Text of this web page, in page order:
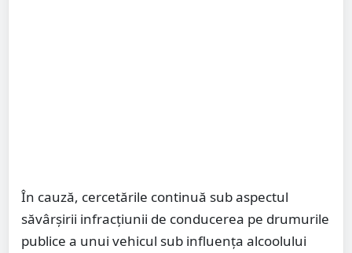
În cauză, cercetările continuă sub aspectul
săvârșirii infracțiunii de conducerea pe drumurile
publice a unui vehicul sub influența alcoolului